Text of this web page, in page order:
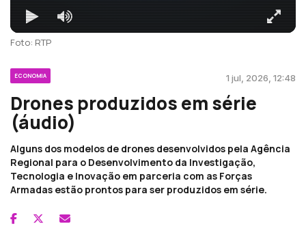
Foto: RTP
ECONOMIA 1 jul, 2026, 12:48
Drones produzidos em série
(áudio)
Alguns dos modelos de drones desenvolvidos pela Agência
Regional para o Desenvolvimento da Investigação,
Tecnologia e Inovação em parceria com as Forças
Armadas estão prontos para ser produzidos em série.